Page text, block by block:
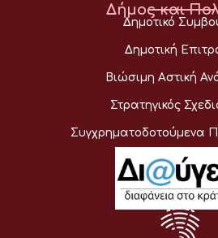
Δήμος και
Δημοτικό
Δημοτική
Βιώσιμη Αστική
Στρατηγικός
Συγχρηματοδοτούμενα